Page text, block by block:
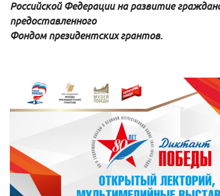
Российской Федерации на развитие
предоставленного
Фондом президентских грантов.